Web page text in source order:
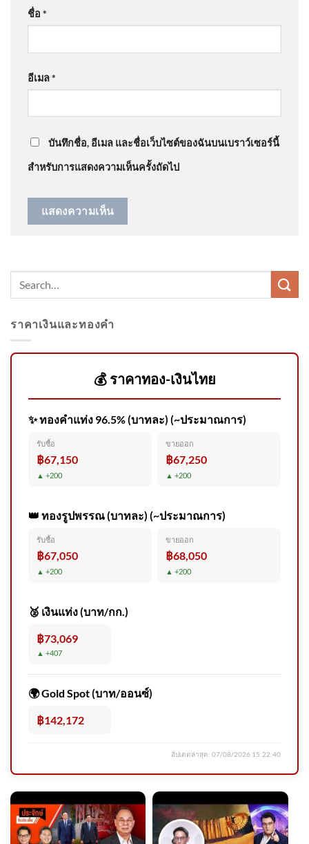
เฉยแฟน
✅แจ้งเตือนชาวอุดรธานีและพี่
น้องภาคอีสาน เตรียมรับมือ ฝน
ประชาสัมพันธ์แจ้งปิดเบี่ยงการ
จราจร แขวงทางหลวง
สักขีพยาน-ลงนาม Mou ‘ไทย-
เมียนมา’ 3 ฉบับ ด้านแรงาน-
ข่าวดึก 6 ส.ค. 69
ทำร้าย เจ้าหน้าที่ดับ อัพเดทข่าว: “สมน๊้หน้า”
หน้าปรุงจัดไม่ปรุงจืด ตัวจริงตรงปก | 06/08/69: “ใคร
กล้าใส่แว่นตาดำทร…
ชื่อ *
อีเมล*
บันทึกชื่อ, อีเมล และชื่อเว็บไซต์ของฉันบนเบราว์เซอร์นี้
สำหรับการแสดงความเห็นครั้งถัดไป
ราคาเงินและทองคำ
💰 ราคาทอง-เงินไทย
✨ ทองคำแท่ง 96.5% (บาทละ) (~ประมาณการ)
รับซื้อ
฿67,150
▲ +200
ขายออก
฿67,250
▲ +200
👑 ทองรูปพรรณ (บาทละ) (~ประมาณการ)
รับซื้อ
฿67,050
▲ +200
ขายออก
฿68,050
▲ +200
🥈 เงินแท่ง (บาท/กก.)
฿73,069
▲ +407
🌍 Gold Spot (บาท/ออนซ์)
฿142,172
อัปเดตล่าสุด: 07/08/2026 15:22:40